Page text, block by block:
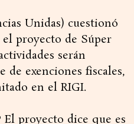
Unidas) cuestionó
proyecto de Súper
serán
de exenciones fiscales,
en el RIGI.
El proyecto dice que es